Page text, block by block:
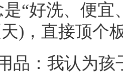
“好洗、便
)，直接顶个
：我认为孩